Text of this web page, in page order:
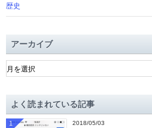
歴史
アーカイブ
ア
ー
ブよく読まれている記事
2018/05/03
1